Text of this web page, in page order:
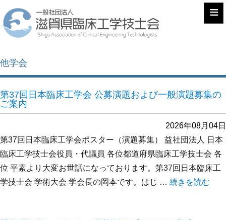
≡
他学会
第37回日本臨床工学会 公募演題および一般演題募集の
ご案内
2026年08月04日
第37回日本臨床工学会ポスター（演題募集） 益社団法人 日本
臨床工学技士会役員・代議員 各位都道府県臨床工学技士会 各
位 平素より大変お世話になっております。第37回日本臨床工
学技士会 学術大会 学会長の岡本です。はじ … “第37回日本臨
続きを読む